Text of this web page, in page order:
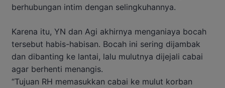
berhubungan intim dengan selingkuhannya.
Karena itu, YN dan Agi akhirnya menganiaya bocah
tersebut habis-habisan. Bocah ini sering dijambak
dan dibanting ke lantai, lalu mulutnya dijejali cabai
agar berhenti menangis.
“Tujuan RH memasukkan cabai ke mulut korban